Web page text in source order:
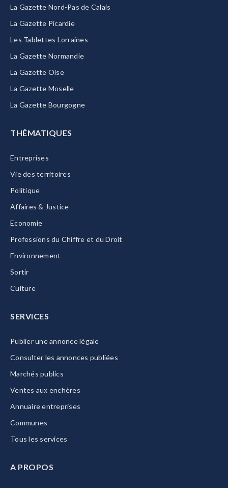
La Gazette Nord-Pas de Calais
La Gazette Picardie
Les Tablettes Lorraines
La Gazette Normandie
La Gazette Oise
La Gazette Moselle
La Gazette Bourgogne
THÉMATIQUES
Entreprises
Vie des territoires
Politique
Affaires & Justice
Economie
Professions du Chiffre et du Droit
Environnement
Sortir
Culture
SERVICES
Publier une annonce légale
Consulter les annonces publiées
Marchés publics
Ventes aux enchères
Annuaire entreprises
Communes
Tous les services
A PROPOS